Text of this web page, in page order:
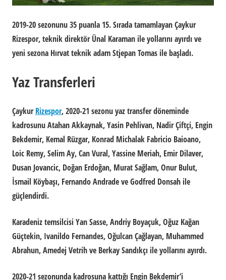
2019-20 sezonunu 35 puanla 15. Sırada tamamlayan Çaykur
Rizespor, teknik direktör Ünal Karaman ile yollarını ayırdı ve
yeni sezona Hırvat teknik adam Stjepan Tomas ile başladı.
Yaz Transferleri
ÇaykurRizespor, 2020-21 sezonu yaz transfer döneminde
kadrosunu Atahan Akkaynak, Yasin Pehlivan, Nadir Çiftçi, Engin
Bekdemir, Kemal Rüzgar, Konrad Michalak Fabricio Baioano,
Loic Remy, Selim Ay, Can Vural, Yassine Meriah, Emir Dilaver,
Dusan Jovancic, Doğan Erdoğan, Murat Sağlam, Onur Bulut,
İsmail Köybaşı, Fernando Andrade ve Godfred Donsah ile
güçlendirdi.
Karadeniz temsilcisi Yan Sasse, Andriy Boyaçuk, Oğuz Kağan
Güçtekin, Ivanildo Fernandes, Oğulcan Çağlayan, Muhammed
Abrahun, Amedej Vetrih ve Berkay Sandıkçı ile yollarını ayırdı.
2020-21 sezonunda kadrosuna kattığı Engin Bekdemir’i